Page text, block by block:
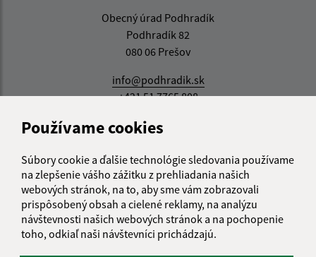
Používame cookies
Súbory cookie a ďalšie technológie sledovania používame
na zlepšenie vášho zážitku z prehliadania našich
webových stránok, na to, aby sme vám zobrazovali
prispôsobený obsah a cielené reklamy, na analýzu
návštevnosti našich webových stránok a na pochopenie
toho, odkiaľ naši návštevníci prichádzajú.
Obecný úrad Podhradík
Podhradík 82
080 06 Prešov
info@podhradik.sk
+421 51 7765 808
IČO: 00327620